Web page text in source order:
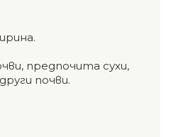
предпочита сухи,
почви.